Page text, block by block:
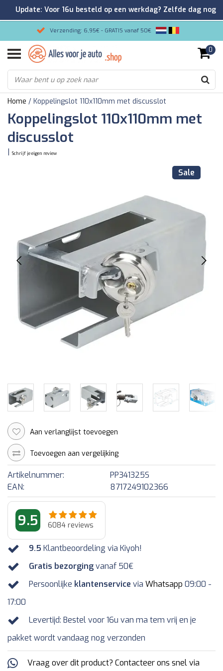
Verzending: 6,95€ - GRATIS vanaf 50€
Gemakkelijk bestellen/Veilig betalen
9.2/10 Klantenrating via Kiyoh!
0
Home / Koppelingslot 110x110mm met discusslot
Koppelingslot 110x110mm met
discusslot
Schrijf je eigen review
Sale
Aan verlanglijst toevoegen
Toevoegen aan vergelijking
Artikelnummer:
PP341325S
EAN:
8717249102366
9.5 6084 reviews
9.5 Klantbeoordeling via Kiyoh!
Gratis bezorgingvanaf 50€
Persoonlijke klantenservice via Whatsapp 09:00 -
17:00
Levertijd: Bestel voor 16u van ma tem vrij en je
pakket wordt vandaag nog verzonden
Vraag over dit product? Contacteer ons snel via
Update: Voor 16u besteld op een werkdag? Zelfde dag nog
verzonden!